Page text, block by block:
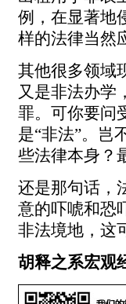
例，在显著地
样的法律当然
其他很多领域
又是非法办学
罪。可你要问
是“非法”。岂
些法律本身？
还是那句话，
意的吓唬和恐
非法境地，这
胡释之系宏观